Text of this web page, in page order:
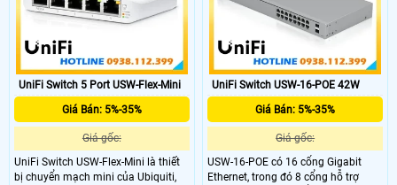
UniFi Switch 5 Port USW-Flex-Mini
Giá Bán: 5%-35%
Giá gốc:
UniFi Switch USW-Flex-Mini là thiết
bị chuyển mạch mini của Ubiquiti,
UniFi Switch USW-16-POE 42W
Giá Bán: 5%-35%
Giá gốc:
USW-16-POE có 16 cổng Gigabit
Ethernet, trong đó 8 cổng hỗ trợ